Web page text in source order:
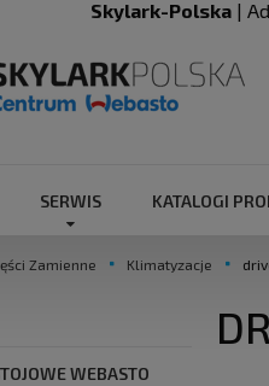
Skylark-Polska|
SERWIS KATALOGI
Zamienne Klimatyzacje
WEBASTO